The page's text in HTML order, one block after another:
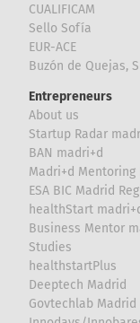
CUALIFICAM
Sello Sofía
EUR-ACE
Buzón de Quejas,
Entrepreneurs
About us
Startup Radar
BAN madri+d
Madri+d Mentoring
ESA BIC Madrid
healthStart
Business Mentor
Studies
healthstartPlus
Deeptech Madrid
Govtechlab Madrid